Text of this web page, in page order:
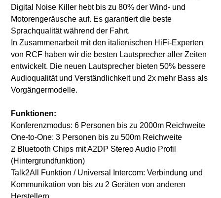
Digital Noise Killer hebt bis zu 80% der Wind- und
Motorengeräusche auf. Es garantiert die beste
Sprachqualität während der Fahrt.
In Zusammenarbeit mit den italienischen HiFi-Experten
von RCF haben wir die besten Lautsprecher aller Zeiten
entwickelt. Die neuen Lautsprecher bieten 50% bessere
Audioqualität und Verständlichkeit und 2x mehr Bass als
Vorgängermodelle.
Funktionen:
Konferenzmodus: 6 Personen bis zu 2000m Reichweite
One-to-One: 3 Personen bis zu 500m Reichweite
2 Bluetooth Chips mit A2DP Stereo Audio Profil
(Hintergrundfunktion)
Talk2All Funktion / Universal Intercom: Verbindung und
Kommunikation von bis zu 2 Geräten von anderen
Herstellern